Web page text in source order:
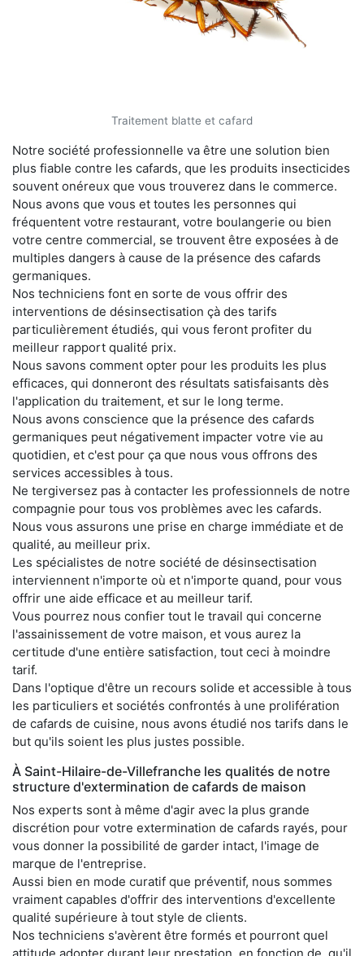
Traitement blatte et cafard
Notre société professionnelle va être une solution bien
plus fiable contre les cafards, que les produits insecticides
souvent onéreux que vous trouverez dans le commerce.
Nous avons que vous et toutes les personnes qui
fréquentent votre restaurant, votre boulangerie ou bien
votre centre commercial, se trouvent être exposées à de
multiples dangers à cause de la présence des cafards
germaniques.
Nos techniciens font en sorte de vous offrir des
interventions de désinsectisation çà des tarifs
particulièrement étudiés, qui vous feront profiter du
meilleur rapport qualité prix.
Nous savons comment opter pour les produits les plus
efficaces, qui donneront des résultats satisfaisants dès
l'application du traitement, et sur le long terme.
Nous avons conscience que la présence des cafards
germaniques peut négativement impacter votre vie au
quotidien, et c'est pour ça que nous vous offrons des
services accessibles à tous.
Ne tergiversez pas à contacter les professionnels de notre
compagnie pour tous vos problèmes avec les cafards.
Nous vous assurons une prise en charge immédiate et de
qualité, au meilleur prix.
Les spécialistes de notre société de désinsectisation
interviennent n'importe où et n'importe quand, pour vous
offrir une aide efficace et au meilleur tarif.
Vous pourrez nous confier tout le travail qui concerne
l'assainissement de votre maison, et vous aurez la
certitude d'une entière satisfaction, tout ceci à moindre
tarif.
Dans l'optique d'être un recours solide et accessible à tous
les particuliers et sociétés confrontés à une prolifération
de cafards de cuisine, nous avons étudié nos tarifs dans le
but qu'ils soient les plus justes possible.
À Saint-Hilaire-de-Villefranche les qualités de notre
structure d'extermination de cafards de maison
Nos experts sont à même d'agir avec la plus grande
discrétion pour votre extermination de cafards rayés, pour
vous donner la possibilité de garder intact, l'image de
marque de l'entreprise.
Aussi bien en mode curatif que préventif, nous sommes
vraiment capables d'offrir des interventions d'excellente
qualité supérieure à tout style de clients.
Nos techniciens s'avèrent être formés et pourront quel
attitude adopter durant leur prestation, en fonction de, qu'il